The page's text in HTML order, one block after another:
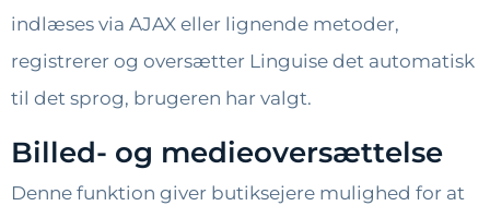
indlæses via AJAX eller lignende metoder,
registrerer og oversætter Linguise det automatisk
til det sprog, brugeren har valgt.
Billed- og medieoversættelse
Denne funktion giver butiksejere mulighed for at